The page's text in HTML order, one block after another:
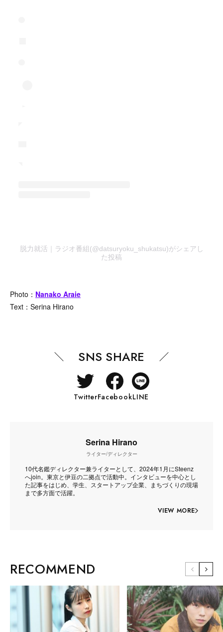
脱力就活｜ラジオ番組(@datsuryoku_shukatsu)がシェアし
た投稿
Photo： Nanako Araie
Text：Serina Hirano
SNS SHARE
TwitterFacebookLINE
Serina Hirano
ライター/ディレクター
10代名鑑ディレクター兼ライターとして、2024年1月にSteenz
へjoin。東京と伊豆の二拠点で活動中。インタビューを中心とし
た記事をはじめ、学生、スタートアップ企業、まちづくりの現場
まで多方面で活躍。
VIEW MORE
RECOMMEND